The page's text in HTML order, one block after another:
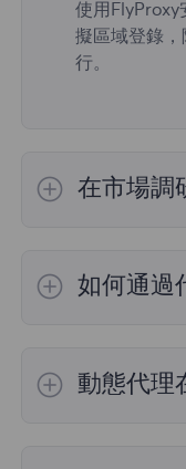
使用FlyProxy
擬區域登錄
行。
在市場調
據的全面性和
如何通過
從而提高
動態代理